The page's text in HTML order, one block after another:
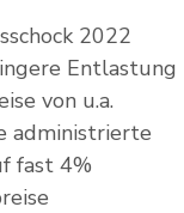
2022
Entlastung
von u.a.
administrierte
fast 4%